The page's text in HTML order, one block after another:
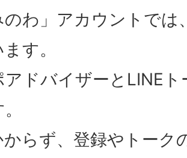
のわ」アカウントでは
す。
ドバイザーとLINE
らず、登録やトーク